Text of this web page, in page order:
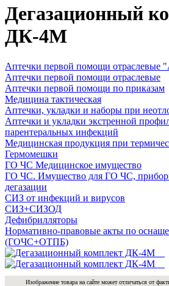
Дегазационный
ДК-4М
Аптечки первой помощи отраслевые
Аптечки первой помощи отраслевые
Аптечки первой помощи по приказам
Медицина тактическая
Аптечки, укладки и наборы при
Аптечки и укладки экстренной
парентеральных инфекций
Медицинская продукция при
Гермомешки
ГО ЧС Медицинское имущество
ГО ЧС. Имущество для ГО ЧС, приборы
дегазации
СИЗ от инфекций и вирусов
СИЗ+СИЗОД
Дефибрилляторы
Нормативно-правовые акты по
(ГОЧС+ОТПБ)
Изображение товара на сайте может отличаться от